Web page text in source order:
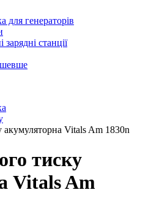
для генераторів
станції
Vitals Am 1830n
тиску
Vitals Am